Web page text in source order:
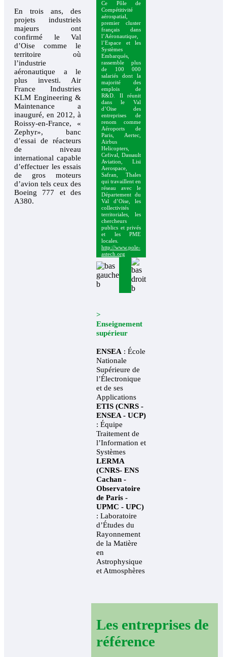
En trois ans, des
projets industriels
majeurs ont
confirmé le Val
d’Oise comme le
territoire où
l’industrie
aéronautique a le
plus investi. Air
France Industries
KLM Engineering &
Maintenance a
inauguré, en 2012, à
Roissy-en-France, «
Zephyr», banc
d’essai de réacteurs
de niveau
international capable
d’effectuer les essais
de gros moteurs
d’avion tels ceux des
Boeing 777 et des
A380.
Ce Pôle de
Compétitivité
aérospatial,
premier cluster
français dans
l’Aéronautique,
l’Espace et les
Systèmes
Embarqués,
rassemble plus
de 100 000
salariés dont la
majorité des
emplois de
R&D. Il réunit
dans le Val
d’Oise des
entreprises de
renom comme
Aéroports de
Paris, Aertec,
Airbus
Helicopters,
Cefival, Dassault
Aviation, Lisi
Aerospace,
Safran, Thales
qui travaillent en
réseau avec le
Département du
Val d’Oise, les
collectivités
territoriales, les
chercheurs
publics et privés
et les PME
locales.
http://www.pole-
astech.org
>
Enseignement
supérieur
ENSEA : École
Nationale
Supérieure de
l’Électronique
et de ses
Applications
ETIS (CNRS -
ENSEA - UCP)
: Équipe
Traitement de
l’Information et
Systèmes
LERMA
(CNRS- ENS
Cachan -
Observatoire
de Paris -
UPMC - UPC)
: Laboratoire
d’Études du
Rayonnement
de la Matière
en
Astrophysique
et Atmosphères
Les entreprises de
référence